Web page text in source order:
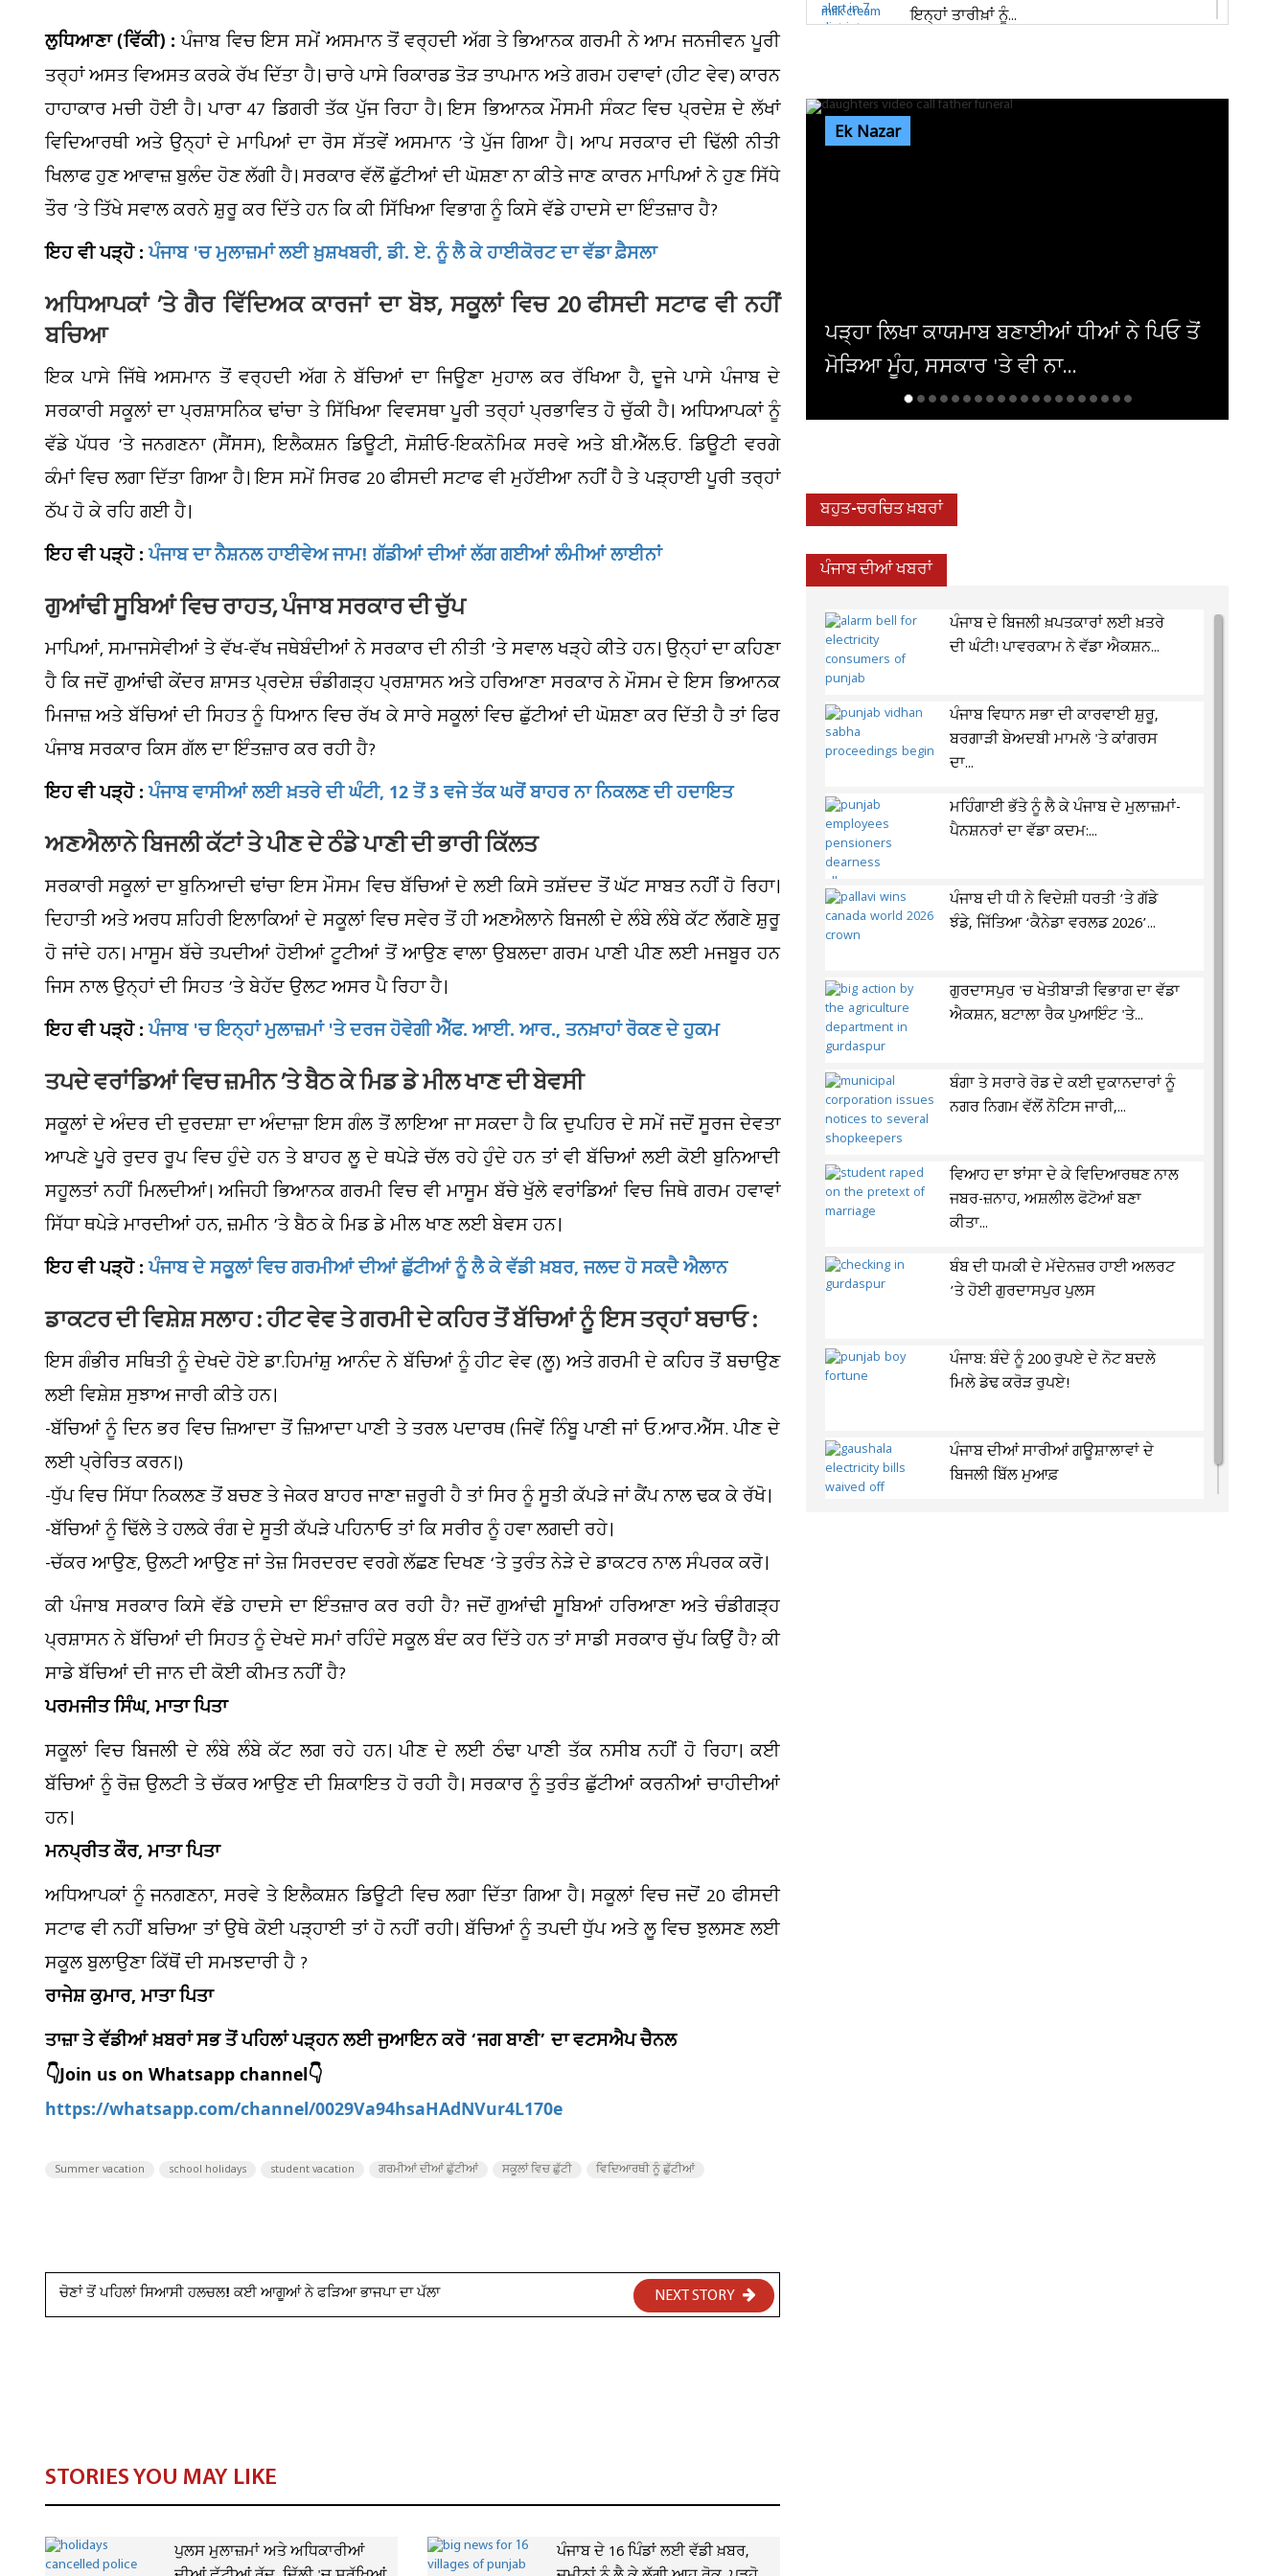
ਲੁਧਿਆਣਾ (ਵਿੱਕੀ) : ਪੰਜਾਬ ਵਿਚ ਇਸ ਸਮੇਂ ਅਸਮਾਨ ਤੋਂ ਵਰ੍ਹਦੀ ਅੱਗ ਤੇ ਭਿਆਨਕ ਗਰਮੀ ਨੇ ਆਮ ਜਨਜੀਵਨ ਪੂਰੀ
ਤਰ੍ਹਾਂ ਅਸਤ ਵਿਅਸਤ ਕਰਕੇ ਰੱਖ ਦਿੱਤਾ ਹੈ। ਚਾਰੇ ਪਾਸੇ ਰਿਕਾਰਡ ਤੋੜ ਤਾਪਮਾਨ ਅਤੇ ਗਰਮ ਹਵਾਵਾਂ (ਹੀਟ ਵੇਵ) ਕਾਰਨ
ਹਾਹਾਕਾਰ ਮਚੀ ਹੋਈ ਹੈ। ਪਾਰਾ 47 ਡਿਗਰੀ ਤੱਕ ਪੁੱਜ ਰਿਹਾ ਹੈ। ਇਸ ਭਿਆਨਕ ਮੌਸਮੀ ਸੰਕਟ ਵਿਚ ਪ੍ਰਦੇਸ਼ ਦੇ ਲੱਖਾਂ
ਵਿਦਿਆਰਥੀ ਅਤੇ ਉਨ੍ਹਾਂ ਦੇ ਮਾਪਿਆਂ ਦਾ ਰੋਸ ਸੱਤਵੇਂ ਅਸਮਾਨ ’ਤੇ ਪੁੱਜ ਗਿਆ ਹੈ। ਆਪ ਸਰਕਾਰ ਦੀ ਢਿੱਲੀ ਨੀਤੀ
ਖਿਲਾਫ ਹੁਣ ਆਵਾਜ਼ ਬੁਲੰਦ ਹੋਣ ਲੱਗੀ ਹੈ। ਸਰਕਾਰ ਵੱਲੋਂ ਛੁੱਟੀਆਂ ਦੀ ਘੋਸ਼ਣਾ ਨਾ ਕੀਤੇ ਜਾਣ ਕਾਰਨ ਮਾਪਿਆਂ ਨੇ ਹੁਣ ਸਿੱਧੇ
ਤੌਰ ’ਤੇ ਤਿੱਖੇ ਸਵਾਲ ਕਰਨੇ ਸ਼ੁਰੂ ਕਰ ਦਿੱਤੇ ਹਨ ਕਿ ਕੀ ਸਿੱਖਿਆ ਵਿਭਾਗ ਨੂੰ ਕਿਸੇ ਵੱਡੇ ਹਾਦਸੇ ਦਾ ਇੰਤਜ਼ਾਰ ਹੈ?
ਇਹ ਵੀ ਪੜ੍ਹੋ :ਪੰਜਾਬ 'ਚ ਮੁਲਾਜ਼ਮਾਂ ਲਈ ਖ਼ੁਸ਼ਖਬਰੀ, ਡੀ. ਏ. ਨੂੰ ਲੈ ਕੇ ਹਾਈਕੋਰਟ ਦਾ ਵੱਡਾ ਫ਼ੈਸਲਾ
ਅਧਿਆਪਕਾਂ ’ਤੇ ਗੈਰ ਵਿੱਦਿਅਕ ਕਾਰਜਾਂ ਦਾ ਬੋਝ, ਸਕੂਲਾਂ ਵਿਚ 20 ਫੀਸਦੀ ਸਟਾਫ ਵੀ ਨਹੀਂ
ਬਚਿਆ
ਇਕ ਪਾਸੇ ਜਿੱਥੇ ਅਸਮਾਨ ਤੋਂ ਵਰ੍ਹਦੀ ਅੱਗ ਨੇ ਬੱਚਿਆਂ ਦਾ ਜਿਊਣਾ ਮੁਹਾਲ ਕਰ ਰੱਖਿਆ ਹੈ, ਦੂਜੇ ਪਾਸੇ ਪੰਜਾਬ ਦੇ
ਸਰਕਾਰੀ ਸਕੂਲਾਂ ਦਾ ਪ੍ਰਸ਼ਾਸਨਿਕ ਢਾਂਚਾ ਤੇ ਸਿੱਖਿਆ ਵਿਵਸਥਾ ਪੂਰੀ ਤਰ੍ਹਾਂ ਪ੍ਰਭਾਵਿਤ ਹੋ ਚੁੱਕੀ ਹੈ। ਅਧਿਆਪਕਾਂ ਨੂੰ
ਵੱਡੇ ਪੱਧਰ ’ਤੇ ਜਨਗਣਨਾ (ਸੈਂਸਸ), ਇਲੈਕਸ਼ਨ ਡਿਊਟੀ, ਸੋਸ਼ੀਓ-ਇਕਨੋਮਿਕ ਸਰਵੇ ਅਤੇ ਬੀ.ਐੱਲ.ਓ. ਡਿਊਟੀ ਵਰਗੇ
ਕੰਮਾਂ ਵਿਚ ਲਗਾ ਦਿੱਤਾ ਗਿਆ ਹੈ। ਇਸ ਸਮੇਂ ਸਿਰਫ 20 ਫੀਸਦੀ ਸਟਾਫ ਵੀ ਮੁਹੱਈਆ ਨਹੀਂ ਹੈ ਤੇ ਪੜ੍ਹਾਈ ਪੂਰੀ ਤਰ੍ਹਾਂ
ਠੱਪ ਹੋ ਕੇ ਰਹਿ ਗਈ ਹੈ।
ਇਹ ਵੀ ਪੜ੍ਹੋ :ਪੰਜਾਬ ਦਾ ਨੈਸ਼ਨਲ ਹਾਈਵੇਅ ਜਾਮ! ਗੱਡੀਆਂ ਦੀਆਂ ਲੱਗ ਗਈਆਂ ਲੰਮੀਆਂ ਲਾਈਨਾਂ
ਗੁਆਂਢੀ ਸੂਬਿਆਂ ਵਿਚ ਰਾਹਤ, ਪੰਜਾਬ ਸਰਕਾਰ ਦੀ ਚੁੱਪ
ਮਾਪਿਆਂ, ਸਮਾਜਸੇਵੀਆਂ ਤੇ ਵੱਖ-ਵੱਖ ਜਥੇਬੰਦੀਆਂ ਨੇ ਸਰਕਾਰ ਦੀ ਨੀਤੀ ’ਤੇ ਸਵਾਲ ਖੜ੍ਹੇ ਕੀਤੇ ਹਨ। ਉਨ੍ਹਾਂ ਦਾ ਕਹਿਣਾ
ਹੈ ਕਿ ਜਦੋਂ ਗੁਆਂਢੀ ਕੇਂਦਰ ਸ਼ਾਸਤ ਪ੍ਰਦੇਸ਼ ਚੰਡੀਗੜ੍ਹ ਪ੍ਰਸ਼ਾਸਨ ਅਤੇ ਹਰਿਆਣਾ ਸਰਕਾਰ ਨੇ ਮੌਸਮ ਦੇ ਇਸ ਭਿਆਨਕ
ਮਿਜਾਜ਼ ਅਤੇ ਬੱਚਿਆਂ ਦੀ ਸਿਹਤ ਨੂੰ ਧਿਆਨ ਵਿਚ ਰੱਖ ਕੇ ਸਾਰੇ ਸਕੂਲਾਂ ਵਿਚ ਛੁੱਟੀਆਂ ਦੀ ਘੋਸ਼ਣਾ ਕਰ ਦਿੱਤੀ ਹੈ ਤਾਂ ਫਿਰ
ਪੰਜਾਬ ਸਰਕਾਰ ਕਿਸ ਗੱਲ ਦਾ ਇੰਤਜ਼ਾਰ ਕਰ ਰਹੀ ਹੈ?
ਇਹ ਵੀ ਪੜ੍ਹੋ :ਪੰਜਾਬ ਵਾਸੀਆਂ ਲਈ ਖ਼ਤਰੇ ਦੀ ਘੰਟੀ, 12 ਤੋਂ 3 ਵਜੇ ਤੱਕ ਘਰੋਂ ਬਾਹਰ ਨਾ ਨਿਕਲਣ ਦੀ ਹਦਾਇਤ
ਅਣਐਲਾਨੇ ਬਿਜਲੀ ਕੱਟਾਂ ਤੇ ਪੀਣ ਦੇ ਠੰਡੇ ਪਾਣੀ ਦੀ ਭਾਰੀ ਕਿੱਲਤ
ਸਰਕਾਰੀ ਸਕੂਲਾਂ ਦਾ ਬੁਨਿਆਦੀ ਢਾਂਚਾ ਇਸ ਮੌਸਮ ਵਿਚ ਬੱਚਿਆਂ ਦੇ ਲਈ ਕਿਸੇ ਤਸ਼ੱਦਦ ਤੋਂ ਘੱਟ ਸਾਬਤ ਨਹੀਂ ਹੋ ਰਿਹਾ।
ਦਿਹਾਤੀ ਅਤੇ ਅਰਧ ਸ਼ਹਿਰੀ ਇਲਾਕਿਆਂ ਦੇ ਸਕੂਲਾਂ ਵਿਚ ਸਵੇਰ ਤੋਂ ਹੀ ਅਣਐਲਾਨੇ ਬਿਜਲੀ ਦੇ ਲੰਬੇ ਲੰਬੇ ਕੱਟ ਲੱਗਣੇ ਸ਼ੁਰੂ
ਹੋ ਜਾਂਦੇ ਹਨ। ਮਾਸੂਮ ਬੱਚੇ ਤਪਦੀਆਂ ਹੋਈਆਂ ਟੂਟੀਆਂ ਤੋਂ ਆਉਣ ਵਾਲਾ ਉਬਲਦਾ ਗਰਮ ਪਾਣੀ ਪੀਣ ਲਈ ਮਜਬੂਰ ਹਨ
ਜਿਸ ਨਾਲ ਉਨ੍ਹਾਂ ਦੀ ਸਿਹਤ ’ਤੇ ਬੇਹੱਦ ਉਲਟ ਅਸਰ ਪੈ ਰਿਹਾ ਹੈ।
ਇਹ ਵੀ ਪੜ੍ਹੋ :ਪੰਜਾਬ 'ਚ ਇਨ੍ਹਾਂ ਮੁਲਾਜ਼ਮਾਂ 'ਤੇ ਦਰਜ ਹੋਵੇਗੀ ਐੱਫ. ਆਈ. ਆਰ., ਤਨਖ਼ਾਹਾਂ ਰੋਕਣ ਦੇ ਹੁਕਮ
ਤਪਦੇ ਵਰਾਂਡਿਆਂ ਵਿਚ ਜ਼ਮੀਨ ’ਤੇ ਬੈਠ ਕੇ ਮਿਡ ਡੇ ਮੀਲ ਖਾਣ ਦੀ ਬੇਵਸੀ
ਸਕੂਲਾਂ ਦੇ ਅੰਦਰ ਦੀ ਦੁਰਦਸ਼ਾ ਦਾ ਅੰਦਾਜ਼ਾ ਇਸ ਗੰਲ ਤੋਂ ਲਾਇਆ ਜਾ ਸਕਦਾ ਹੈ ਕਿ ਦੁਪਹਿਰ ਦੇ ਸਮੇਂ ਜਦੋਂ ਸੂਰਜ ਦੇਵਤਾ
ਆਪਣੇ ਪੂਰੇ ਰੁਦਰ ਰੂਪ ਵਿਚ ਹੁੰਦੇ ਹਨ ਤੇ ਬਾਹਰ ਲੂ ਦੇ ਥਪੇੜੇ ਚੱਲ ਰਹੇ ਹੁੰਦੇ ਹਨ ਤਾਂ ਵੀ ਬੱਚਿਆਂ ਲਈ ਕੋਈ ਬੁਨਿਆਦੀ
ਸਹੂਲਤਾਂ ਨਹੀਂ ਮਿਲਦੀਆਂ। ਅਜਿਹੀ ਭਿਆਨਕ ਗਰਮੀ ਵਿਚ ਵੀ ਮਾਸੂਮ ਬੱਚੇ ਖੁੱਲੇ ਵਰਾਂਡਿਆਂ ਵਿਚ ਜਿਥੇ ਗਰਮ ਹਵਾਵਾਂ
ਸਿੱਧਾ ਥਪੇੜੇ ਮਾਰਦੀਆਂ ਹਨ, ਜ਼ਮੀਨ ’ਤੇ ਬੈਠ ਕੇ ਮਿਡ ਡੇ ਮੀਲ ਖਾਣ ਲਈ ਬੇਵਸ ਹਨ।
ਇਹ ਵੀ ਪੜ੍ਹੋ :ਪੰਜਾਬ ਦੇ ਸਕੂਲਾਂ ਵਿਚ ਗਰਮੀਆਂ ਦੀਆਂ ਛੁੱਟੀਆਂ ਨੂੰ ਲੈ ਕੇ ਵੱਡੀ ਖ਼ਬਰ, ਜਲਦ ਹੋ ਸਕਦੈ ਐਲਾਨ
ਡਾਕਟਰ ਦੀ ਵਿਸ਼ੇਸ਼ ਸਲਾਹ : ਹੀਟ ਵੇਵ ਤੇ ਗਰਮੀ ਦੇ ਕਹਿਰ ਤੋਂ ਬੱਚਿਆਂ ਨੂੰ ਇਸ ਤਰ੍ਹਾਂ ਬਚਾਓ :
ਇਸ ਗੰਭੀਰ ਸਥਿਤੀ ਨੂੰ ਦੇਖਦੇ ਹੋਏ ਡਾ.ਹਿਮਾਂਸ਼ੁ ਆਨੰਦ ਨੇ ਬੱਚਿਆਂ ਨੂੰ ਹੀਟ ਵੇਵ (ਲੂ) ਅਤੇ ਗਰਮੀ ਦੇ ਕਹਿਰ ਤੋਂ ਬਚਾਉਣ
ਲਈ ਵਿਸ਼ੇਸ਼ ਸੁਝਾਅ ਜਾਰੀ ਕੀਤੇ ਹਨ।
-ਬੱਚਿਆਂ ਨੂੰ ਦਿਨ ਭਰ ਵਿਚ ਜ਼ਿਆਦਾ ਤੋਂ ਜ਼ਿਆਦਾ ਪਾਣੀ ਤੇ ਤਰਲ ਪਦਾਰਥ (ਜਿਵੇਂ ਨਿੰਬੂ ਪਾਣੀ ਜਾਂ ਓ.ਆਰ.ਐੱਸ. ਪੀਣ ਦੇ
ਲਈ ਪ੍ਰੇਰਿਤ ਕਰਨ।)
-ਧੁੱਪ ਵਿਚ ਸਿੱਧਾ ਨਿਕਲਣ ਤੋਂ ਬਚਣ ਤੇ ਜੇਕਰ ਬਾਹਰ ਜਾਣਾ ਜ਼ਰੂਰੀ ਹੈ ਤਾਂ ਸਿਰ ਨੂੰ ਸੂਤੀ ਕੱਪੜੇ ਜਾਂ ਕੈਂਪ ਨਾਲ ਢਕ ਕੇ ਰੱਖੋ।
-ਬੱਚਿਆਂ ਨੂੰ ਢਿੱਲੇ ਤੇ ਹਲਕੇ ਰੰਗ ਦੇ ਸੂਤੀ ਕੱਪੜੇ ਪਹਿਨਾਓ ਤਾਂ ਕਿ ਸਰੀਰ ਨੂੰ ਹਵਾ ਲਗਦੀ ਰਹੇ।
-ਚੱਕਰ ਆਉਣ, ਉਲਟੀ ਆਉਣ ਜਾਂ ਤੇਜ਼ ਸਿਰਦਰਦ ਵਰਗੇ ਲੱਛਣ ਦਿਖਣ ‘ਤੇ ਤੁਰੰਤ ਨੇੜੇ ਦੇ ਡਾਕਟਰ ਨਾਲ ਸੰਪਰਕ ਕਰੋ।
ਕੀ ਪੰਜਾਬ ਸਰਕਾਰ ਕਿਸੇ ਵੱਡੇ ਹਾਦਸੇ ਦਾ ਇੰਤਜ਼ਾਰ ਕਰ ਰਹੀ ਹੈ? ਜਦੋਂ ਗੁਆਂਢੀ ਸੂਬਿਆਂ ਹਰਿਆਣਾ ਅਤੇ ਚੰਡੀਗੜ੍ਹ
ਪ੍ਰਸ਼ਾਸਨ ਨੇ ਬੱਚਿਆਂ ਦੀ ਸਿਹਤ ਨੂੰ ਦੇਖਦੇ ਸਮਾਂ ਰਹਿੰਦੇ ਸਕੂਲ ਬੰਦ ਕਰ ਦਿੱਤੇ ਹਨ ਤਾਂ ਸਾਡੀ ਸਰਕਾਰ ਚੁੱਪ ਕਿਉਂ ਹੈ? ਕੀ
ਸਾਡੇ ਬੱਚਿਆਂ ਦੀ ਜਾਨ ਦੀ ਕੋਈ ਕੀਮਤ ਨਹੀਂ ਹੈ?
ਪਰਮਜੀਤ ਸਿੰਘ, ਮਾਤਾ ਪਿਤਾ
ਸਕੂਲਾਂ ਵਿਚ ਬਿਜਲੀ ਦੇ ਲੰਬੇ ਲੰਬੇ ਕੱਟ ਲਗ ਰਹੇ ਹਨ। ਪੀਣ ਦੇ ਲਈ ਠੰਢਾ ਪਾਣੀ ਤੱਕ ਨਸੀਬ ਨਹੀਂ ਹੋ ਰਿਹਾ। ਕਈ
ਬੱਚਿਆਂ ਨੂੰ ਰੋਜ਼ ਉਲਟੀ ਤੇ ਚੱਕਰ ਆਉਣ ਦੀ ਸ਼ਿਕਾਇਤ ਹੋ ਰਹੀ ਹੈ। ਸਰਕਾਰ ਨੂੰ ਤੁਰੰਤ ਛੁੱਟੀਆਂ ਕਰਨੀਆਂ ਚਾਹੀਦੀਆਂ
ਹਨ।
ਮਨਪ੍ਰੀਤ ਕੌਰ, ਮਾਤਾ ਪਿਤਾ
ਅਧਿਆਪਕਾਂ ਨੂੰ ਜਨਗਣਨਾ, ਸਰਵੇ ਤੇ ਇਲੈਕਸ਼ਨ ਡਿਊਟੀ ਵਿਚ ਲਗਾ ਦਿੱਤਾ ਗਿਆ ਹੈ। ਸਕੂਲਾਂ ਵਿਚ ਜਦੋਂ 20 ਫੀਸਦੀ
ਸਟਾਫ ਵੀ ਨਹੀਂ ਬਚਿਆ ਤਾਂ ਉਥੇ ਕੋਈ ਪੜ੍ਹਾਈ ਤਾਂ ਹੋ ਨਹੀਂ ਰਹੀ। ਬੱਚਿਆਂ ਨੂੰ ਤਪਦੀ ਧੁੱਪ ਅਤੇ ਲੂ ਵਿਚ ਝੁਲਸਣ ਲਈ
ਸਕੂਲ ਬੁਲਾਉਣਾ ਕਿੱਥੋਂ ਦੀ ਸਮਝਦਾਰੀ ਹੈ ?
ਰਾਜੇਸ਼ ਕੁਮਾਰ, ਮਾਤਾ ਪਿਤਾ
ਤਾਜ਼ਾ ਤੇ ਵੱਡੀਆਂ ਖ਼ਬਰਾਂ ਸਭ ਤੋਂ ਪਹਿਲਾਂ ਪੜ੍ਹਨ ਲਈ ਜੁਆਇਨ ਕਰੋ ‘ਜਗ ਬਾਣੀ’ ਦਾ ਵਟਸਐਪ ਚੈਨਲ
👇Join us on Whatsapp channel👇
https://whatsapp.com/channel/0029Va94hsaHAdNVur4L170e
Summer vacation school holidays student vacation ਗਰਮੀਆਂ ਦੀਆਂ ਛੁੱਟੀਆਂ ਸਕੂਲਾਂ ਵਿਚ ਛੁੱਟੀ ਵਿਦਿਆਰਥੀ ਨੂੰ ਛੁੱਟੀਆਂ
ਚੋਣਾਂ ਤੋਂ ਪਹਿਲਾਂ ਸਿਆਸੀ ਹਲਚਲ! ਕਈ ਆਗੂਆਂ ਨੇ ਫੜਿਆ ਭਾਜਪਾ ਦਾ ਪੱਲਾ NEXT STORY
STORIES YOU MAY LIKE
ਪੁਲਸ ਮੁਲਾਜ਼ਮਾਂ ਅਤੇ ਅਧਿਕਾਰੀਆਂ
ਪੰਜਾਬ ਦੇ 16 ਪਿੰਡਾਂ ਲਈ ਵੱਡੀ ਖ਼ਬਰ,
ਇਨ੍ਹਾਂ ਤਾਰੀਖ਼ਾਂ ਨੂੰ...
Ek Nazar
ਚੰਡੀਗੜ੍ਹ ਜ਼ਿਲ੍ਹਾ ਅਦਾਲਤ ਨੇ ਸਲਮਾਨ ਖਾਨ ਨੂੰ
ਜਾਰੀ ਕੀਤਾ ਨੋਟਿਸ, ਜਾਣੋ ਕੀ ਹੈ...
ਬਹੁਤ-ਚਰਚਿਤ ਖ਼ਬਰਾਂ
ਪੰਜਾਬ ਦੀਆਂ ਖਬਰਾਂ
ਪੰਜਾਬ ਦੇ ਬਿਜਲੀ ਖ਼ਪਤਕਾਰਾਂ ਲਈ ਖ਼ਤਰੇ
ਦੀ ਘੰਟੀ! ਪਾਵਰਕਾਮ ਨੇ ਵੱਡਾ ਐਕਸ਼ਨ...
ਪੰਜਾਬ ਵਿਧਾਨ ਸਭਾ ਦੀ ਕਾਰਵਾਈ ਸ਼ੁਰੂ,
ਬਰਗਾੜੀ ਬੇਅਦਬੀ ਮਾਮਲੇ 'ਤੇ ਕਾਂਗਰਸ
ਦਾ...
ਮਹਿੰਗਾਈ ਭੱਤੇ ਨੂੰ ਲੈ ਕੇ ਪੰਜਾਬ ਦੇ ਮੁਲਾਜ਼ਮਾਂ-
ਪੈਨਸ਼ਨਰਾਂ ਦਾ ਵੱਡਾ ਕਦਮ:...
ਪੰਜਾਬ ਦੀ ਧੀ ਨੇ ਵਿਦੇਸ਼ੀ ਧਰਤੀ ’ਤੇ ਗੱਡੇ
ਝੰਡੇ, ਜਿੱਤਿਆ ‘ਕੈਨੇਡਾ ਵਰਲਡ 2026’...
ਗੁਰਦਾਸਪੁਰ 'ਚ ਖੇਤੀਬਾੜੀ ਵਿਭਾਗ ਦਾ ਵੱਡਾ
ਐਕਸ਼ਨ, ਬਟਾਲਾ ਰੈਕ ਪੁਆਇੰਟ 'ਤੇ...
ਬੰਗਾ ਤੇ ਸਰਾਰੇ ਰੋਡ ਦੇ ਕਈ ਦੁਕਾਨਦਾਰਾਂ ਨੂੰ
ਨਗਰ ਨਿਗਮ ਵੱਲੋਂ ਨੋਟਿਸ ਜਾਰੀ,...
ਵਿਆਹ ਦਾ ਝਾਂਸਾ ਦੇ ਕੇ ਵਿਦਿਆਰਥਣ ਨਾਲ
ਜਬਰ-ਜ਼ਨਾਹ, ਅਸ਼ਲੀਲ ਫੋਟੋਆਂ ਬਣਾ
ਕੀਤਾ...
ਬੰਬ ਦੀ ਧਮਕੀ ਦੇ ਮੱਦੇਨਜ਼ਰ ਹਾਈ ਅਲਰਟ
’ਤੇ ਹੋਈ ਗੁਰਦਾਸਪੁਰ ਪੁਲਸ
ਪੰਜਾਬ: ਬੰਦੇ ਨੂੰ 200 ਰੁਪਏ ਦੇ ਨੋਟ ਬਦਲੇ
ਮਿਲੇ ਡੇਢ ਕਰੋੜ ਰੁਪਏ!
ਪੰਜਾਬ ਦੀਆਂ ਸਾਰੀਆਂ ਗਊਸ਼ਾਲਾਵਾਂ ਦੇ
ਬਿਜਲੀ ਬਿੱਲ ਮੁਆਫ਼